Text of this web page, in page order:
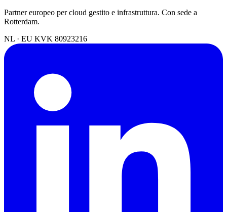
Partner europeo per cloud gestito e infrastruttura. Con sede a
Rotterdam.
NL · EU KVK 80923216